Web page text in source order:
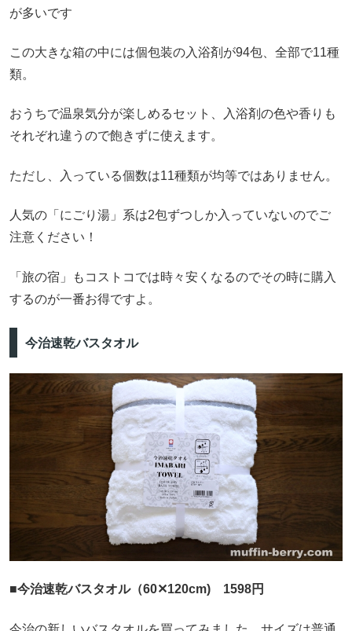
が多いです
この大きな箱の中には個包装の入浴剤が94包、全部で11種
類。
おうちで温泉気分が楽しめるセット、入浴剤の色や香りも
それぞれ違うので飽きずに使えます。
ただし、入っている個数は11種類が均等ではありません。
人気の「にごり湯」系は2包ずつしか入っていないのでご
注意ください！
「旅の宿」もコストコでは時々安くなるのでその時に購入
するのが一番お得ですよ。
今治速乾バスタオル
■今治速乾バスタオル（60✕120cm) 1598円